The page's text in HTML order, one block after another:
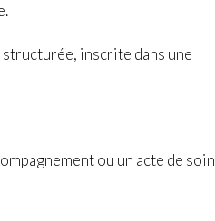
inscrite dans une
ou un acte de soin